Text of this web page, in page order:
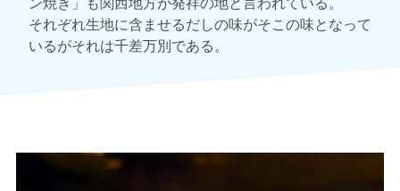
それぞれ生地に含ませるだしの味がそこの味となって
いるがそれは千差万別である。